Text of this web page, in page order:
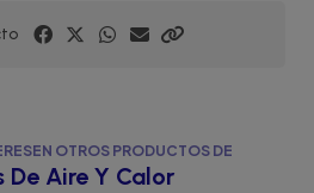
OTROS PRODUCTOS DE
De Aire Y Calor